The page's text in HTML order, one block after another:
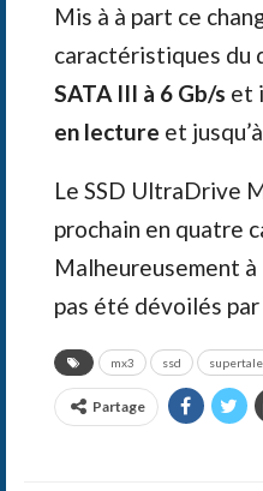
Mis à à part ce
caractéristiques du
SATA III à 6 Gb/s et
en lecture et jusqu’à
Le SSD UltraDrive
prochain en quatre
Malheureusement
pas été dévoilés
mx3 ssd
Partage